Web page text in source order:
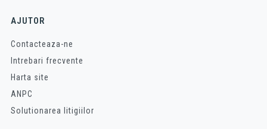
AJUTOR
Contacteaza-ne
Intrebari frecvente
Harta site
ANPC
Solutionarea litigiilor